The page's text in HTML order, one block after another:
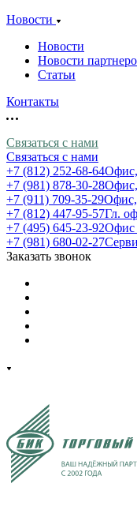
Новости
Новости
Новости
Статьи
Контакты
Связаться с нами
Связаться с нами
+7 (812) 252-68-64
+7 (981) 878-30-28
+7 (911) 709-35-29
+7 (812) 447-95-57Гл.
+7 (495) 645-23-92Офис
+7 (981) 680-02-27
Заказать звонок